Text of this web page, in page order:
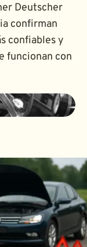
Deutscher
confirman
confiables y
funcionan con